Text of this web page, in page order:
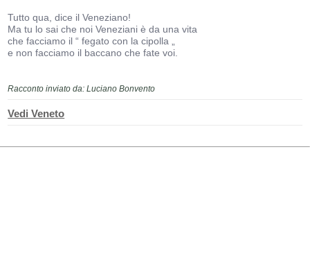
Tutto qua, dice il Veneziano!
Ma tu lo sai che noi Veneziani è da una vita
che facciamo il “ fegato con la cipolla „
e non facciamo il baccano che fate voi.
Racconto inviato da: Luciano Bonvento
Vedi Veneto